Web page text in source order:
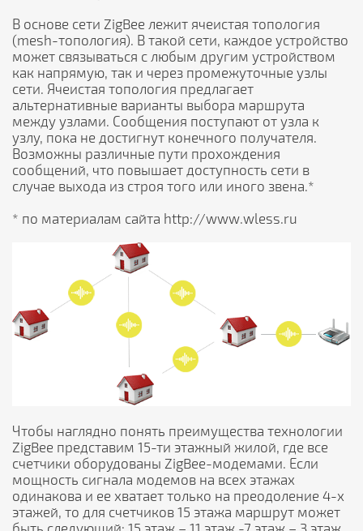
В основе сети ZigBee лежит ячеистая топология
(mesh-топология). В такой сети, каждое устройство
может связываться с любым другим устройством
как напрямую, так и через промежуточные узлы
сети. Ячеистая топология предлагает
альтернативные варианты выбора маршрута
между узлами. Сообщения поступают от узла к
узлу, пока не достигнут конечного получателя.
Возможны различные пути прохождения
сообщений, что повышает доступность сети в
случае выхода из строя того или иного звена.*
* по материалам сайта http://www.wless.ru
Чтобы наглядно понять преимущества технологии
ZigBee представим 15-ти этажный жилой, где все
счетчики оборудованы ZigBee-модемами. Если
мощность сигнала модемов на всех этажах
одинакова и ее хватает только на преодоление 4-х
этажей, то для счетчиков 15 этажа маршрут может
быть следующий: 15 этаж – 11 этаж -7 этаж – 3 этаж